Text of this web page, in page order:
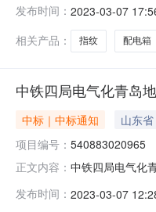
发布时间： 2023-03-07
相关产品：
指纹 配电箱
中铁四局电气化青岛
中标｜中标通知 山东
项目编号： 540883020965
正文内容： 中铁四局电气化
金额：￥45625
发布时间： 2023-03-07